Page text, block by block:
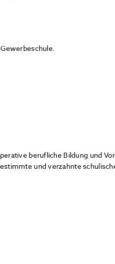
berufliche Bildung und
und verzahnte